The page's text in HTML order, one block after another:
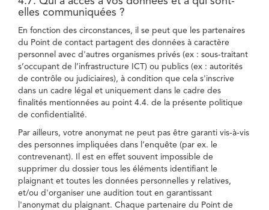
elles communiquées ?
En fonction des circonstances, il se peut que les partenaires
du Point de contact partagent des données à caractère
personnel avec d'autres organismes privés (ex : sous-traitant
s’occupant de l’infrastructure ICT) ou publics (ex : autorités
de contrôle ou judiciaires), à condition que cela s'inscrive
dans un cadre légal et uniquement dans le cadre des
finalités mentionnées au point 4.4. de la présente politique
de confidentialité.
Par ailleurs, votre anonymat ne peut pas être garanti vis-à-vis
des personnes impliquées dans l’enquête (par ex. le
contrevenant). Il est en effet souvent impossible de
supprimer du dossier tous les éléments identifiant le
plaignant et toutes les données personnelles y relatives,
et/ou d'organiser une audition tout en garantissant
l'anonymat du plaignant. Chaque partenaire du Point de